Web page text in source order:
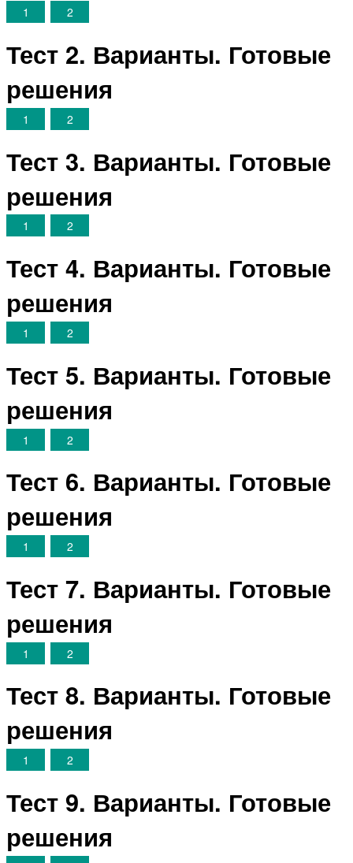
1 2
Тест 2. Варианты. Готовые
решения
1 2
Тест 3. Варианты. Готовые
решения
1 2
Тест 4. Варианты. Готовые
решения
1 2
Тест 5. Варианты. Готовые
решения
1 2
Тест 6. Варианты. Готовые
решения
1 2
Тест 7. Варианты. Готовые
решения
1 2
Тест 8. Варианты. Готовые
решения
1 2
Тест 9. Варианты. Готовые
решения